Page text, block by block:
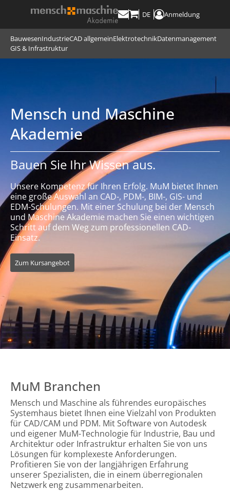
DE Anmeldung
BauwesenIndustrieCAD allgemeinElektrotechnikDatenmanagement
GIS & Infrastruktur
Mensch und Maschine
Akademie
Bauen Sie Ihr Wissen aus.
Unsere Kompetenz für Ihren Erfolg. MuM bietet Ihnen
eine große Auswahl an CAD-, PDM-, BIM-, GIS- und
EDM-Schulungen. Mit einer Schulung bei der Mensch
und Maschine Akademie machen Sie einen wichtigen
Schritt auf dem Weg zum professionellen CAD-
Einsatz.
Zum Kursangebot
MuM Branchen
Mensch und Maschine als führendes europäisches
Systemhaus bietet Ihnen eine Vielzahl von Produkten
für CAD/CAM und PDM. Mit Software von Autodesk
und eigener MuM-Technologie für Industrie, Bau und
Architektur oder Infrastruktur erhalten Sie von uns
Lösungen für komplexeste Anforderungen.
Profitieren Sie von der langjährigen Erfahrung
unserer Spezialisten, die in einem überregionalen
Netzwerk eng zusammenarbeiten.